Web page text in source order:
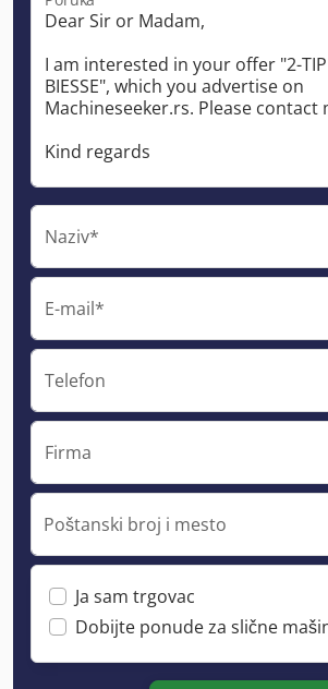
Naziv*
E-mail*
Telefon
Firma
Poštanski broj i mesto
Ja sam trgovac
Dobijte ponude za slične